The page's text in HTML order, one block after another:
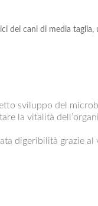
dei cani di media
sviluppo del
la vitalità
digeribilità grazie